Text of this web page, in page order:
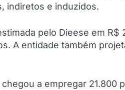
indiretos e induzidos.
pelo Dieese em
A entidade também
a empregar 21.800